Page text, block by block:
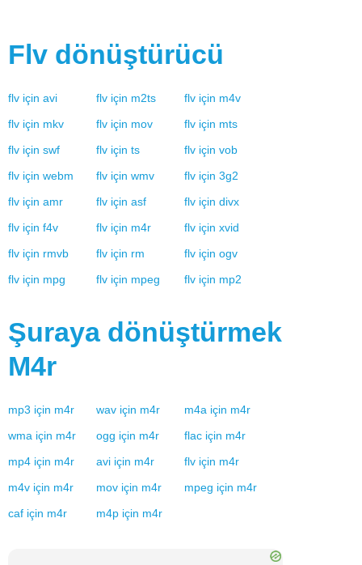
Flv dönüştürücü
flv için avi flv için m2ts flv için m4v
flv için mkv flv için mov flv için mts
flv için swf flv için ts flv için vob
flv için webm flv için wmv flv için 3g2
flv için amr flv için asf flv için divx
flv için f4v flv için m4r flv için xvid
flv için rmvb flv için rm flv için ogv
flv için mpg flv için mpeg flv için mp2
Şuraya dönüştürmek
M4r
mp3 için m4r wav için m4r m4a için m4r
wma için m4r ogg için m4r flac için m4r
mp4 için m4r avi için m4r flv için m4r
m4v için m4r mov için m4r mpeg için m4r
caf için m4r m4p için m4r